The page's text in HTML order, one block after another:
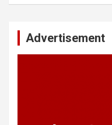
Advertisement